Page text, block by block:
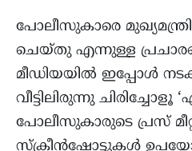
പോലീസുകാരെ
ചെയ്തു എന്നുള്ള
മീഡിയയിൽ ഇപ്പോൾ
വീട്ടിലിരുന്നു ചിരിച്ചോളൂ
പോലീസുകാരുടെ പ്രസ്
സ്ക്രീൻഷോട്ടുകൾ